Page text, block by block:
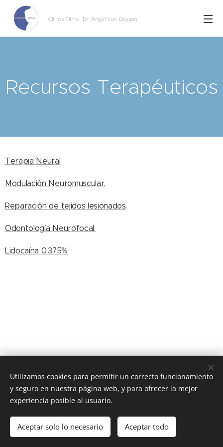
Clínica Olmo. Dr. Angel Van Deyzen
Recursos Terapéuticos
Terapia Neural
Modulación Neuromuscular.
Reparación de tejidos lesionados.
Odontología Neurofocal.
Lidocaína 0.375%
derechos reservados
Creado conWebnode Cookies
Utilizamos cookies para permitir un correcto funcionamiento
y seguro en nuestra página web, y para ofrecer la mejor
experiencia posible al usuario.
Aceptar solo lo necesario Aceptar todo